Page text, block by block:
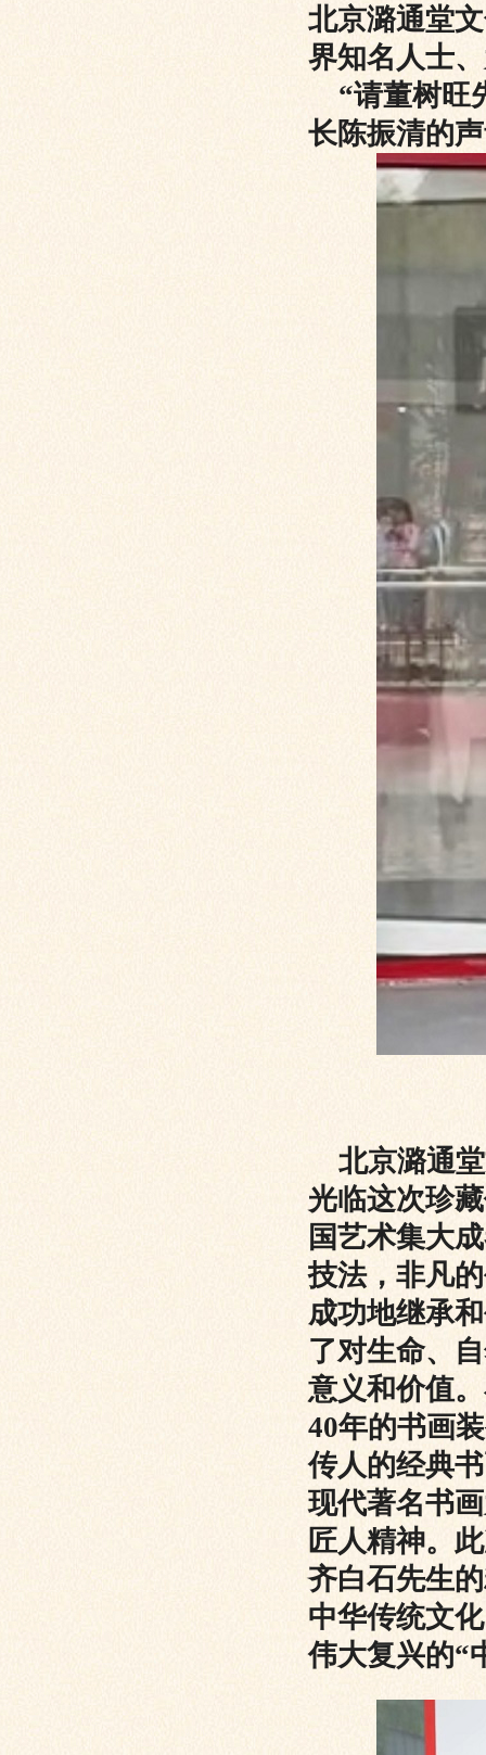
北京潞通堂
界知名人士
“请董树旺
长陈振清的
北京潞通
光临这次珍
国艺术集大
技法，非凡
成功地继承
了对生命、
意义和价值
40年的书画
传人的经典
现代著名书
匠人精神。
齐白石先生
中华传统文
伟大复兴的“